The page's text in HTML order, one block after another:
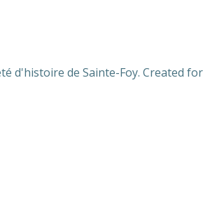
d'histoire de Sainte-Foy. Created